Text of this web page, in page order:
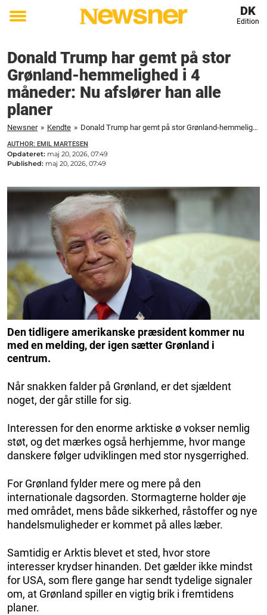
Toggle
DK
Edition
Donald Trump har gemt på stor
Grønland-hemmelighed i 4
måneder: Nu afslører han alle
planer
Newsner » Kendte » Donald Trump har gemt på stor Grønland-hemmelighed i 4 måneder: Nu afslører han alle planer
AUTHOR: EMIL MARTESEN
Opdateret: maj 20, 2026, 07:49
Published: maj 20, 2026, 07:49
Den tidligere amerikanske præsident kommer nu
med en melding, der igen sætter Grønland i
centrum.
Når snakken falder på Grønland, er det sjældent
noget, der går stille for sig.
Interessen for den enorme arktiske ø vokser nemlig
støt, og det mærkes også herhjemme, hvor mange
danskere følger udviklingen med stor nysgerrighed.
For Grønland fylder mere og mere på den
internationale dagsorden. Stormagterne holder øje
med området, mens både sikkerhed, råstoffer og nye
handelsmuligheder er kommet på alles læber.
Samtidig er Arktis blevet et sted, hvor store
interesser krydser hinanden. Det gælder ikke mindst
for USA, som flere gange har sendt tydelige signaler
om, at Grønland spiller en vigtig brik i fremtidens
planer.